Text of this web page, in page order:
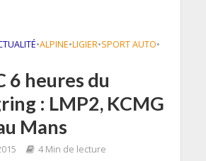
•ALPINE•LIGIER•SPORT AUTO•
6 heures du
: LMP2, KCMG
Mans
4 Min de lecture